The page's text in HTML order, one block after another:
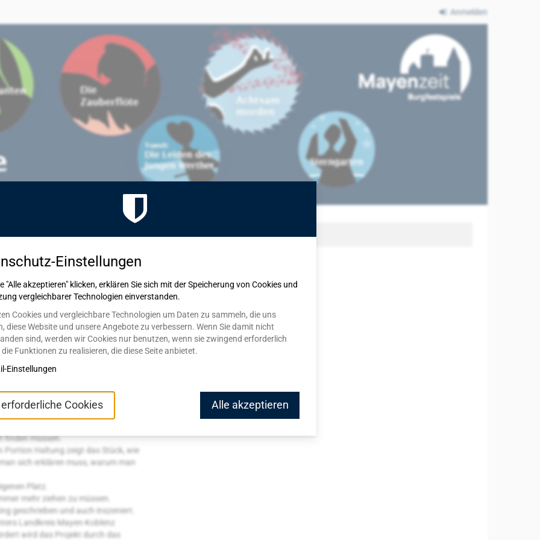
Anmelden
selten gehört werden.
die unterschiedlicher kaum sein
zwischen dem, was war, und
klar: Lebensläufe verlaufen
Erwartungen der anderen und für
finden.
bedeutet.
finden müssen.
Portion Haltung zeigt das Stück, wie
sich erklären muss, warum man
Platz.
mehr ziehen zu müssen.
geschrieben und auch inszeniert.
Landkreis Mayen-Koblenz
wird das Projekt durch das
Einstellungen
"Alle akzeptieren" klicken, erklären Sie sich mit der Speicherung von Cookies und
vergleichbarer Technologien einverstanden.
Cookies und vergleichbare Technologien um Daten zu sammeln, die uns
diese Website und unsere Angebote zu verbessern. Wenn Sie damit nicht
sind, werden wir Cookies nur benutzen, wenn sie zwingend erforderlich
Funktionen zu realisieren, die diese Seite anbietet.
Einstellungen
erforderliche Cookies Alle akzeptieren